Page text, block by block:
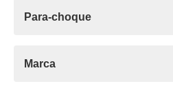
Para-choque
Marca